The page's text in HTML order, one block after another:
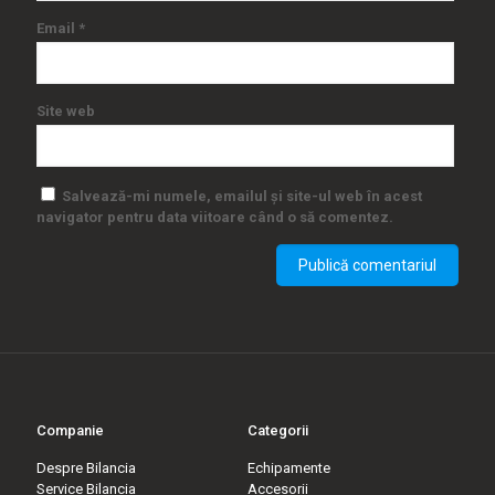
Email *
Site web
Salvează-mi numele, emailul și site-ul web în acest
navigator pentru data viitoare când o să comentez.
Companie
Despre Bilancia
Service Bilancia
Categorii
Echipamente
Accesorii